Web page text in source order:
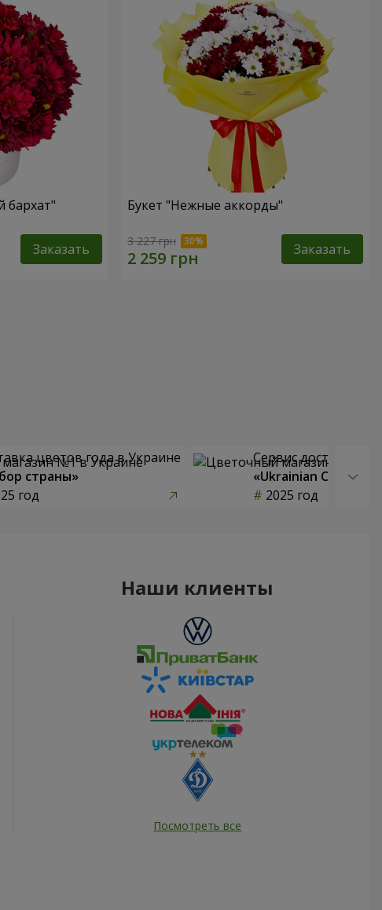
бархат"
Заказать
Букет "Нежные аккорды"
3 227 грн Заказать
цветов года в Украине
страны»
год
Сервис доставки
«Ukrainian Choice»
2025 год
Наши клиенты
Посмотреть все